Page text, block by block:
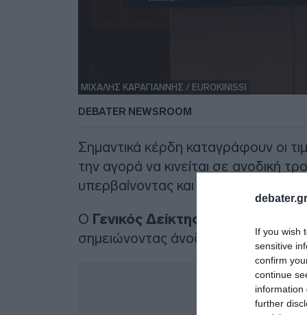
If you wish
sensitive
confirm
continue
information
further
ΜΙΧΑΛΗΣ ΚΑΡΑΓΙΑΝΝΗΣ / EUROKINISSI
DEBATER NEWSROOM
Σημαντικά κέρδη καταγράφουν οι
την αγορά να κινείται σε ανοδική
υπερβαίνοντας και τα επίπεδα των
O Γενικός Δείκτης Τιμών
σημειώνοντας άνοδο 1,17%.